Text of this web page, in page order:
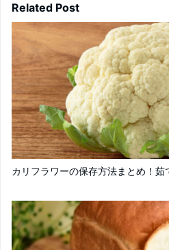
Related Post
カリフラワーの保存方法まとめ！